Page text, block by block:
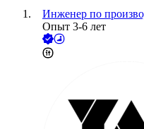
Инженер по
Опыт 3-6 лет